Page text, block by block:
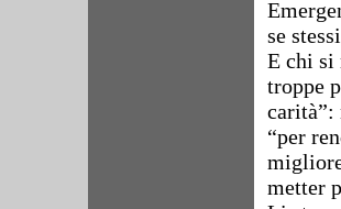
se
E chi si
troppe
carità”:
“per
metter